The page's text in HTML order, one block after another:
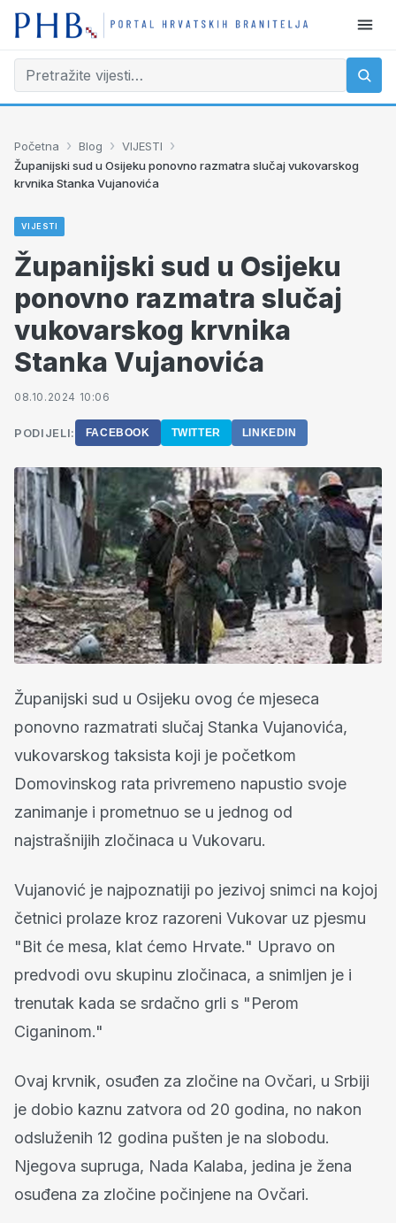
Početna › Blog › VIJESTI ›
Županijski sud u Osijeku ponovno razmatra slučaj vukovarskog
krvnika Stanka Vujanovića
VIJESTI
Županijski sud u Osijeku
ponovno razmatra slučaj
vukovarskog krvnika
Stanka Vujanovića
08.10.2024 10:06
PODIJELI: FACEBOOK TWITTER LINKEDIN
Županijski sud u Osijeku ovog će mjeseca
ponovno razmatrati slučaj Stanka Vujanovića,
vukovarskog taksista koji je početkom
Domovinskog rata privremeno napustio svoje
zanimanje i prometnuo se u jednog od
najstrašnijih zločinaca u Vukovaru.
Vujanović je najpoznatiji po jezivoj snimci na kojoj
četnici prolaze kroz razoreni Vukovar uz pjesmu
"Bit će mesa, klat ćemo Hrvate." Upravo on
predvodi ovu skupinu zločinaca, a snimljen je i
trenutak kada se srdačno grli s "Perom
Ciganinom."
Ovaj krvnik, osuđen za zločine na Ovčari, u Srbiji
je dobio kaznu zatvora od 20 godina, no nakon
odsluženih 12 godina pušten je na slobodu.
Njegova supruga, Nada Kalaba, jedina je žena
osuđena za zločine počinjene na Ovčari.